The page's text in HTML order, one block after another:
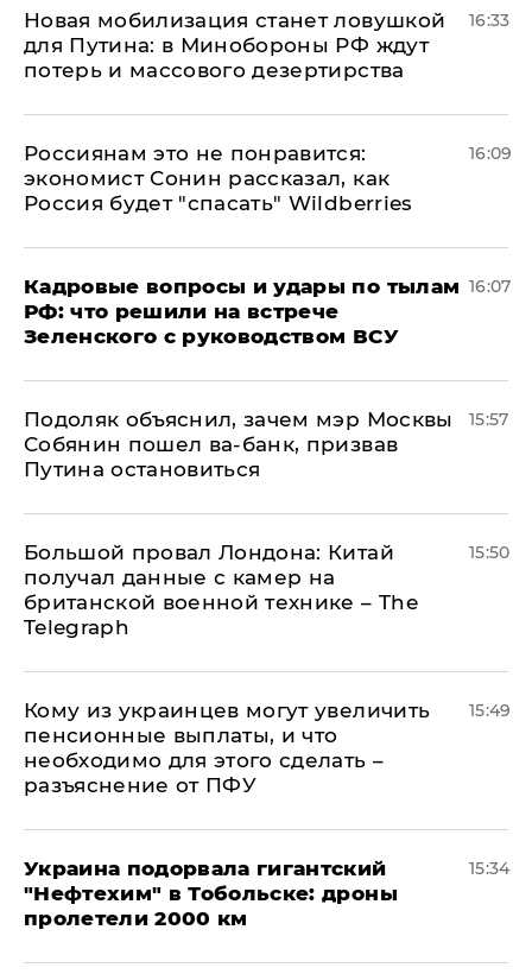
​Новая мобилизация станет ловушкой
для Путина: в Минобороны РФ ждут
потерь и массового дезертирства
16:33
Россиянам это не понравится:
экономист Сонин рассказал, как
Россия будет "спасать" Wildberries
16:09
Кадровые вопросы и удары по тылам
РФ: что решили на встрече
Зеленского с руководством ВСУ
16:07
Подоляк объяснил, зачем мэр Москвы
Собянин пошел ва-банк, призвав
Путина остановиться
15:57
Большой провал Лондона: Китай
получал данные с камер на
британской военной технике – The
Telegraph
15:50
Кому из украинцев могут увеличить
пенсионные выплаты, и что
необходимо для этого сделать –
разъяснение от ПФУ
15:49
Украина подорвала гигантский
"Нефтехим" в Тобольске: дроны
пролетели 2000 км
15:34